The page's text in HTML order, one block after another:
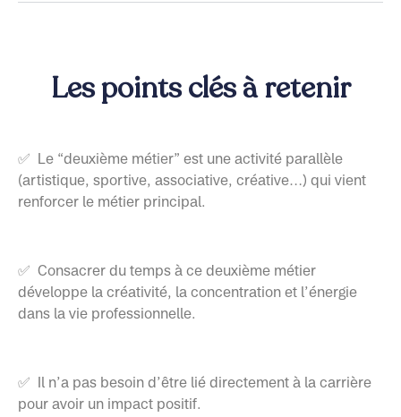
Les points clés à retenir
✅ Le “deuxième métier” est une activité parallèle
(artistique, sportive, associative, créative…) qui vient
renforcer le métier principal.
✅ Consacrer du temps à ce deuxième métier
développe la créativité, la concentration et l’énergie
dans la vie professionnelle.
✅ Il n’a pas besoin d’être lié directement à la carrière
pour avoir un impact positif.